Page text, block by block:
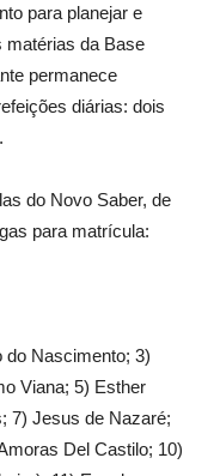
para planejar e
matérias da Base
permanece
diárias: dois
do Novo Saber, de
para matrícula:
do Nascimento; 3)
Viana; 5) Esther
7) Jesus de Nazaré;
Del Castilo; 10)